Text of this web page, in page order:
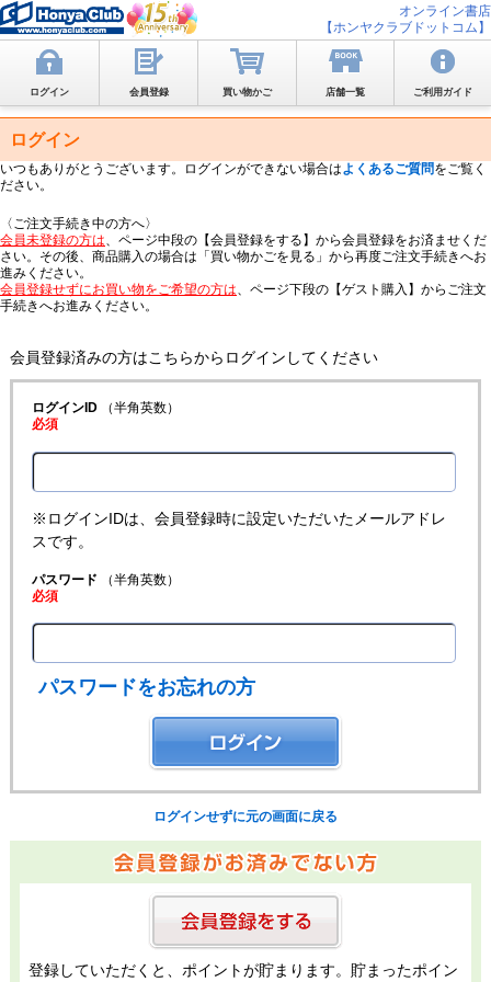
オンライン書店
【ホンヤクラブドットコム】
ログイン 会員登録 買い物かご 店舗一覧 ご利用ガイド
ログイン
いつもありがとうございます。ログインができない場合はよくあるご質問をご覧く
ださい。
〈ご注文手続き中の方へ〉
会員未登録の方は、ページ中段の【会員登録をする】から会員登録をお済ませくだ
さい。その後、商品購入の場合は「買い物かごを見る」から再度ご注文手続きへお
進みください。
会員登録せずにお買い物をご希望の方は、ページ下段の【ゲスト購入】からご注文
手続きへお進みください。
会員登録済みの方はこちらからログインしてください
ログインID（半角英数）
必須
※ログインIDは、会員登録時に設定いただいたメールアドレ
スです。
パスワード （半角英数）
必須
パスワードをお忘れの方
ログインせずに元の画面に戻る
登録していただくと、ポイントが貯まります。貯まったポイン